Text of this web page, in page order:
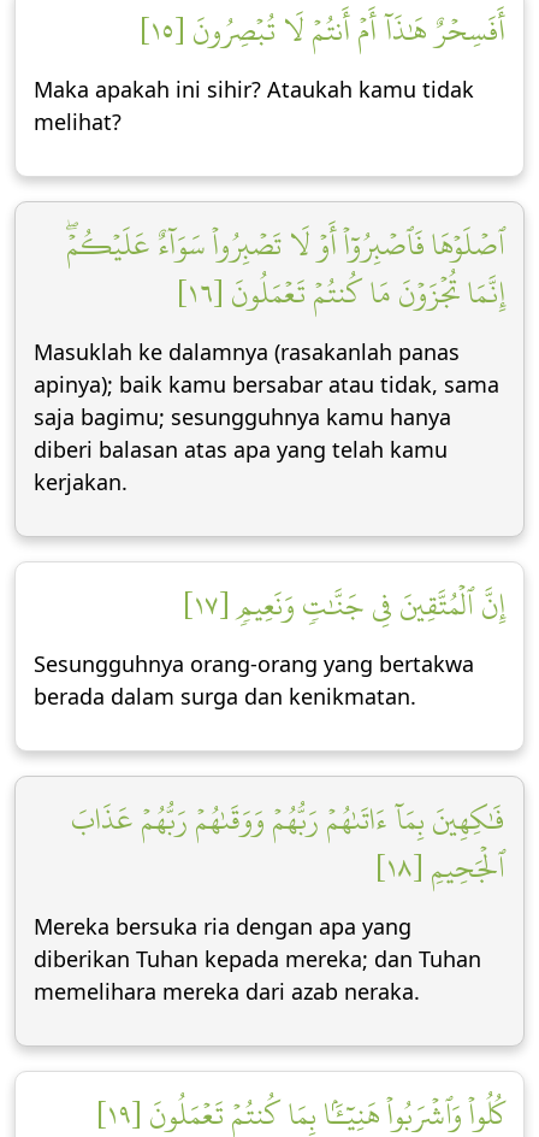
أَفَسِحۡرٌ هَٰذَآ أَمۡ أَنتُمۡ لَا تُبۡصِرُونَ [١٥]
Maka apakah ini sihir? Ataukah kamu tidak
melihat?
ٱصۡلَوۡهَا فَٱصۡبِرُوٓاْ أَوۡ لَا تَصۡبِرُواْ سَوَآءٌ عَلَيۡكُمۡۖ
إِنَّمَا تُجۡزَوۡنَ مَا كُنتُمۡ تَعۡمَلُونَ [١٦]
Masuklah ke dalamnya (rasakanlah panas
apinya); baik kamu bersabar atau tidak, sama
saja bagimu; sesungguhnya kamu hanya
diberi balasan atas apa yang telah kamu
kerjakan.
إِنَّ ٱلۡمُتَّقِينَ فِي جَنَّٰتٖ وَنَعِيمٖ [١٧]
Sesungguhnya orang-orang yang bertakwa
berada dalam surga dan kenikmatan.
فَٰكِهِينَ بِمَآ ءَاتَىٰهُمۡ رَبُّهُمۡ وَوَقَىٰهُمۡ رَبُّهُمۡ عَذَابَ
ٱلۡجَحِيمِ [١٨]
Mereka bersuka ria dengan apa yang
diberikan Tuhan kepada mereka; dan Tuhan
memelihara mereka dari azab neraka.
كُلُواْ وَٱشۡرَبُواْ هَنِيٓـَٔۢا بِمَا كُنتُمۡ تَعۡمَلُونَ [١٩]